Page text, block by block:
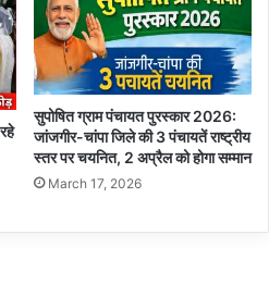
सुपोषित ग्राम पंचायत पुरस्कार 2026:
जांजगीर-चांपा जिले की 3 पंचायतें राष्ट्रीय
स्तर पर चयनित, 2 अप्रैल को होगा सम्मान
March 17, 2026